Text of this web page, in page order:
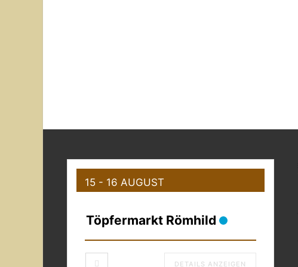
15 - 16 AUGUST
Töpfermarkt Römhild
DETAILS ANZEIGEN